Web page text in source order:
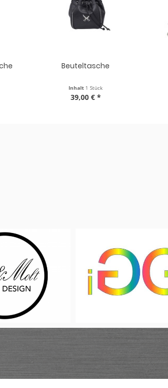
Tasche
Inhalt 1 Stück
59,00 € *